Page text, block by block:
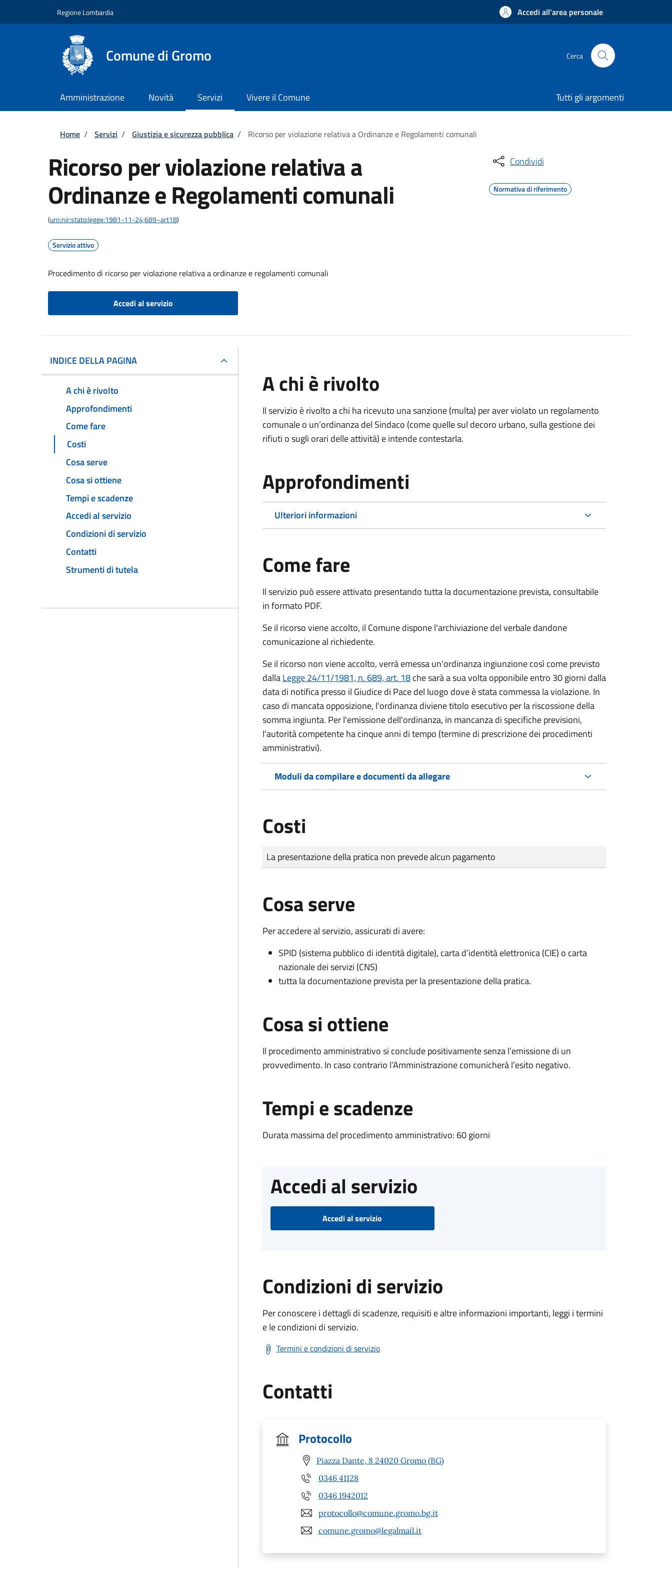
Regione Lombardia Accedi all'area personale
Comune di Gromo Cerca
Amministrazione Novità Servizi Vivere il Comune Tutti gli argomenti
Briciole di pane
Home / Servizi / Giustizia e sicurezza pubblica / Ricorso per violazione relativa a Ordinanze e Regolamenti comunali
Ricorso per violazione relativa a
Ordinanze e Regolamenti comunali
(urn:nir:stato:legge:1981-11-24;689~art18)
Servizio attivo
Procedimento di ricorso per violazione relativa a ordinanze e regolamenti comunali
Accedi al servizio
Condividi
Normativa di riferimento
INDICE DELLA PAGINA
A chi è rivolto
Approfondimenti
Come fare
Costi
Cosa serve
Cosa si ottiene
Tempi e scadenze
Accedi al servizio
Condizioni di servizio
Contatti
Strumenti di tutela
A chi è rivolto
Il servizio è rivolto a chi ha ricevuto una sanzione (multa) per aver violato un regolamento
comunale o un’ordinanza del Sindaco (come quelle sul decoro urbano, sulla gestione dei
rifiuti o sugli orari delle attività) e intende contestarla.
Approfondimenti
Ulteriori informazioni
Come fare
Il servizio può essere attivato presentando tutta la documentazione prevista, consultabile
in formato PDF.
Se il ricorso viene accolto, il Comune dispone l'archiviazione del verbale dandone
comunicazione al richiedente.
Se il ricorso non viene accolto, verrà emessa un'ordinanza ingiunzione così come previsto
dallaLegge 24/11/1981, n. 689, art. 18che sarà a sua volta opponibile entro 30 giorni dalla
data di notifica presso il Giudice di Pace del luogo dove è stata commessa la violazione. In
caso di mancata opposizione, l'ordinanza diviene titolo esecutivo per la riscossione della
somma ingiunta. Per l'emissione dell'ordinanza, in mancanza di specifiche previsioni,
l'autorità competente ha cinque anni di tempo (termine di prescrizione dei procedimenti
amministrativi).
Moduli da compilare e documenti da allegare
Costi
Tipo di pagamento
Importo
La presentazione della pratica non prevede alcun pagamento
Cosa serve
Per accedere al servizio, assicurati di avere:
SPID (sistema pubblico di identità digitale), carta d’identità elettronica (CIE) o carta
nazionale dei servizi (CNS)
tutta la documentazione prevista per la presentazione della pratica.
Cosa si ottiene
Il procedimento amministrativo si conclude positivamente senza l’emissione di un
provvedimento. In caso contrario l’Amministrazione comunicherà l’esito negativo.
Tempi e scadenze
Durata massima del procedimento amministrativo: 60 giorni
Accedi al servizio
Accedi al servizio
Condizioni di servizio
Per conoscere i dettagli di scadenze, requisiti e altre informazioni importanti, leggi i termini
e le condizioni di servizio.
Termini e condizioni di servizio
Contatti
Protocollo
Piazza Dante, 8 24020 Gromo (BG)
0346 41128
0346 1942012
protocollo@comune.gromo.bg.it
comune.gromo@legalmail.it